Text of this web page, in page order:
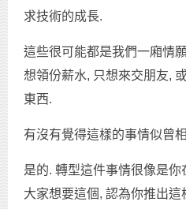
求技術的成長.
這些很可能都是我們一廂情
想領份薪水, 只想來交朋友,
東西.
有沒有覺得這樣的事情似曾
是的. 轉型這件事情很像是
大家想要這個, 認為你推出